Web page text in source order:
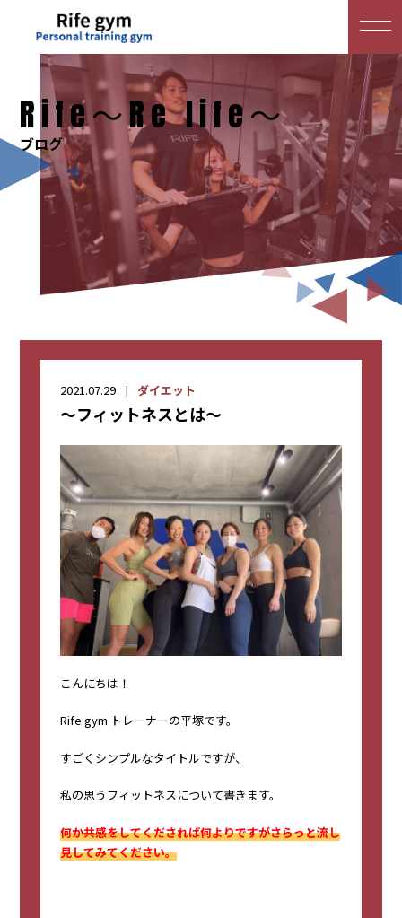
Rife～Re life～
ブログ
2021.07.29 ダイエット
〜フィットネスとは〜
こんにちは！
Rife gym トレーナーの平塚です。
すごくシンプルなタイトルですが、
私の思うフィットネスについて書きます。
何か共感をしてくだされば何よりですがさらっと流し
見してみてください。